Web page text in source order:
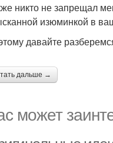
никто не запрещал
изюминкой в
давайте
дальше →
может